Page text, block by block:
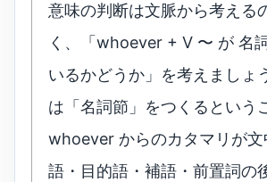
意味の判断は文脈から考える
く、「whoever + V 〜 が 名
いるかどうか」を考えまし
は「名詞節」をつくるという
whoever からのカタマリが文
語・目的語・補語・前置詞の